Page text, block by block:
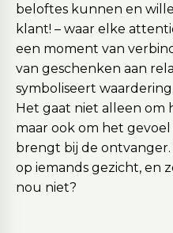
beloftes kunnen en
klant! – waar elke
een moment van
van geschenken aan
symboliseert
Het gaat niet alleen om
maar ook om het
brengt bij de
op iemands gezicht, en
nou niet?